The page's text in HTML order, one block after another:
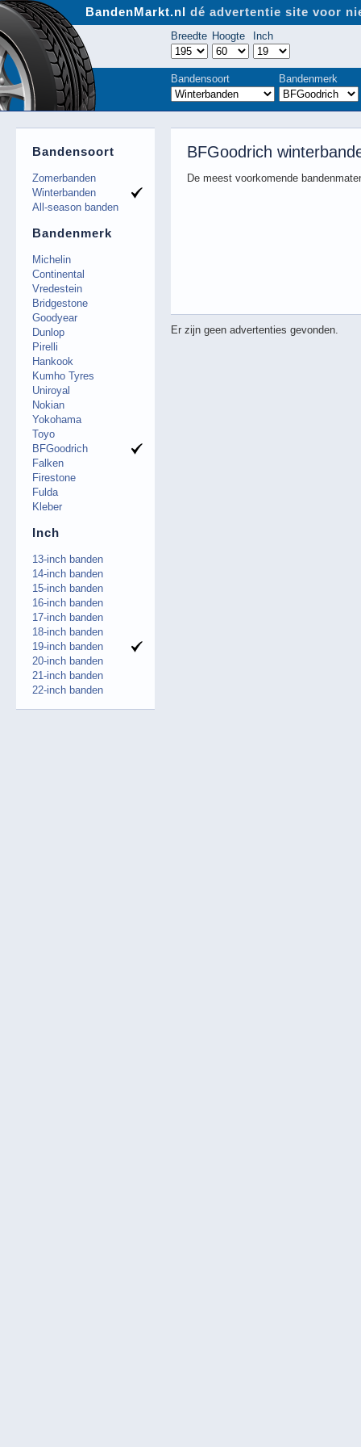
BFGoodrich
De meest voorkomende
Er zijn geen advertenties gevonden.
Bandensoort
Zomerbanden
Winterbanden
All-season banden
Bandenmerk
Michelin
Continental
Vredestein
Bridgestone
Goodyear
Dunlop
Pirelli
Hankook
Kumho Tyres
Uniroyal
Nokian
Yokohama
Toyo
BFGoodrich
Falken
Firestone
Fulda
Kleber
Inch
13-inch banden
14-inch banden
15-inch banden
16-inch banden
17-inch banden
18-inch banden
19-inch banden
20-inch banden
21-inch banden
22-inch banden
BandenMarkt.nl dé advertentie site voor
Breedte Hoogte Inch
Bandensoort Bandenmerk